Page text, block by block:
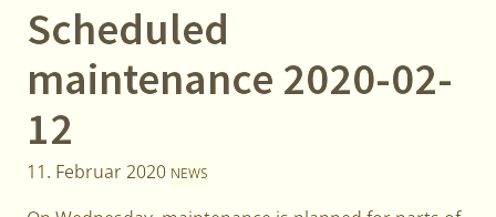
Scheduled
maintenance 2020-02-
12
11. Februar 2020 NEWS